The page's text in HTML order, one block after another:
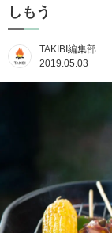
しもう
TAKIBI編集部
2019.05.03